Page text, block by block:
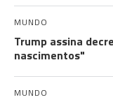
MUNDO
Trump assina
nascimentos"
MUNDO